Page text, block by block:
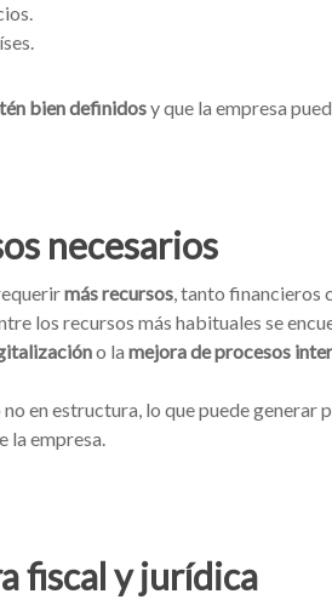
bien definidosy que la empresa
necesarios
más recursos, tanto financieros
los recursos más habituales se
o la mejora de procesos
en estructura, lo que puede
la empresa.
fiscal y jurídica